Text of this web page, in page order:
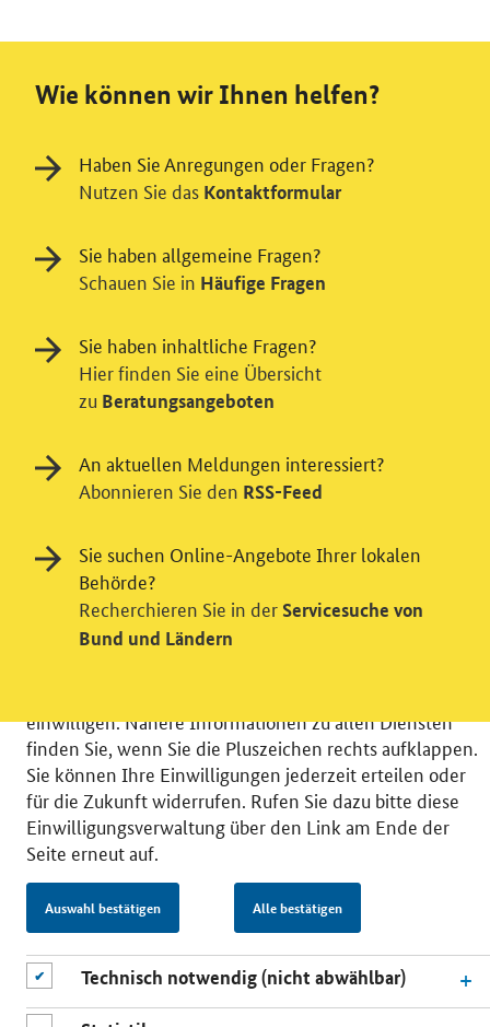
© 2026 Bundesministerium für Wirtschaft und Energie
RSS
Benutzerhinweise
Impressum
Barrierefreiheit
Datenschutz
Einwilligungsverwaltung
Einwilligung in Tracking und / oder
Wir bitten Sie an dieser Stelle um Ihre Einwilligung für
verschiedene Zusatzdienste unserer Webseite: Wir
möchten die Nutzeraktivität mit Hilfe
datenschutzfreundlicher Statistiken verstehen, um
einwilligen. Nähere Informationen zu allen Diensten
finden Sie, wenn Sie die Pluszeichen rechts aufklappen.
Sie können Ihre Einwilligungen jederzeit erteilen oder
für die Zukunft widerrufen. Rufen Sie dazu bitte diese
Einwilligungsverwaltung über den Link am Ende der
Seite erneut auf.
Auswahl bestätigen Alle bestätigen
Technisch notwendig (nicht abwählbar)
Wie können wir Ihnen helfen?
Haben Sie Anregungen oder Fragen?
Nutzen Sie das Kontaktformular
Sie haben allgemeine Fragen?
Schauen Sie in Häufige Fragen
Sie haben inhaltliche Fragen?
Hier finden Sie eine Übersicht
zu Beratungsangeboten
An aktuellen Meldungen interessiert?
Abonnieren Sie den RSS-Feed
Sie suchen Online-Angebote Ihrer lokalen
Behörde?
Recherchieren Sie in der Servicesuche von
Bund und Ländern